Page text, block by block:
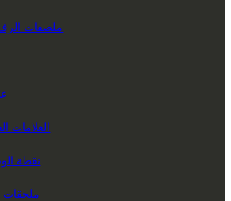
ملصقات الرف
العلامات
نقطة
ملحقات